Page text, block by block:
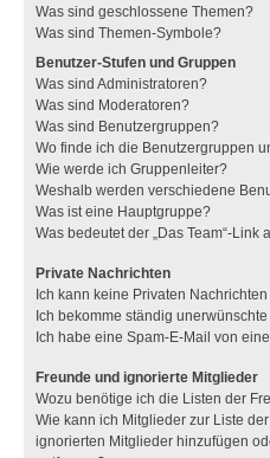
Was sind geschlossene Themen?
Was sind Themen-Symbole?
Benutzer-Stufen und Gruppen
Was sind Administratoren?
Was sind Moderatoren?
Was sind Benutzergruppen?
Wo finde ich die Benutzergruppen
Wie werde ich Gruppenleiter?
Weshalb werden verschiedene
Was ist eine Hauptgruppe?
Was bedeutet der „Das Team“-Link
Private Nachrichten
Ich kann keine Privaten
Ich bekomme ständig
Ich habe eine Spam-E-Mail von
Freunde und ignorierte Mitglieder
Wozu benötige ich die Listen der
Wie kann ich Mitglieder zur Liste
ignorierten Mitglieder hinzufügen